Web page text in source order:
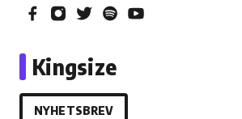
Kingsize
NYHETSBREV